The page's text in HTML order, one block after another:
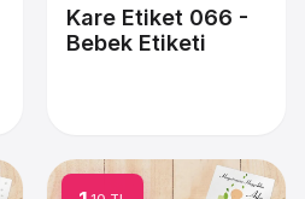
Kare Etiket 066 -
Bebek Etiketi